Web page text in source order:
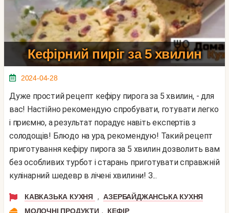
Кефірний пиріг за 5 хвилин
2024-04-28
Дуже простий рецепт кефіру пирога за 5 хвилин, - для
вас! Настійно рекомендую спробувати, готувати легко
і приємно, а результат порадує навіть експертів з
солодощів! Блюдо на ура, рекомендую! Такий рецепт
приготування кефіру пирога за 5 хвилин дозволить вам
без особливих турбот і старань приготувати справжній
кулінарний шедевр в лічені хвилини! З...
КАВКАЗЬКА КУХНЯ , АЗЕРБАЙДЖАНСЬКА КУХНЯ
МОЛОЧНІ ПРОДУКТИ ,
КЕФІР